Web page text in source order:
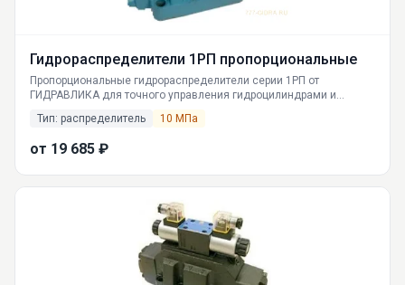
Гидрораспределители 1РП пропорциональные
Пропорциональные гидрораспределители серии 1РП от
ГИДРАВЛИКА для точного управления гидроцилиндрами и
России.
Тип: распределитель 10 МПа
от 19 685 ₽